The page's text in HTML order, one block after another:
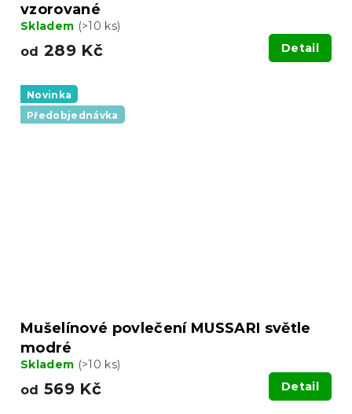
vzorované
Skladem (>10 ks)
od 289 Kč Detail
Novinka
Předobjednávka
Mušelínové povlečení MUSSARI světle
modré
Skladem (>10 ks)
od 569 Kč Detail